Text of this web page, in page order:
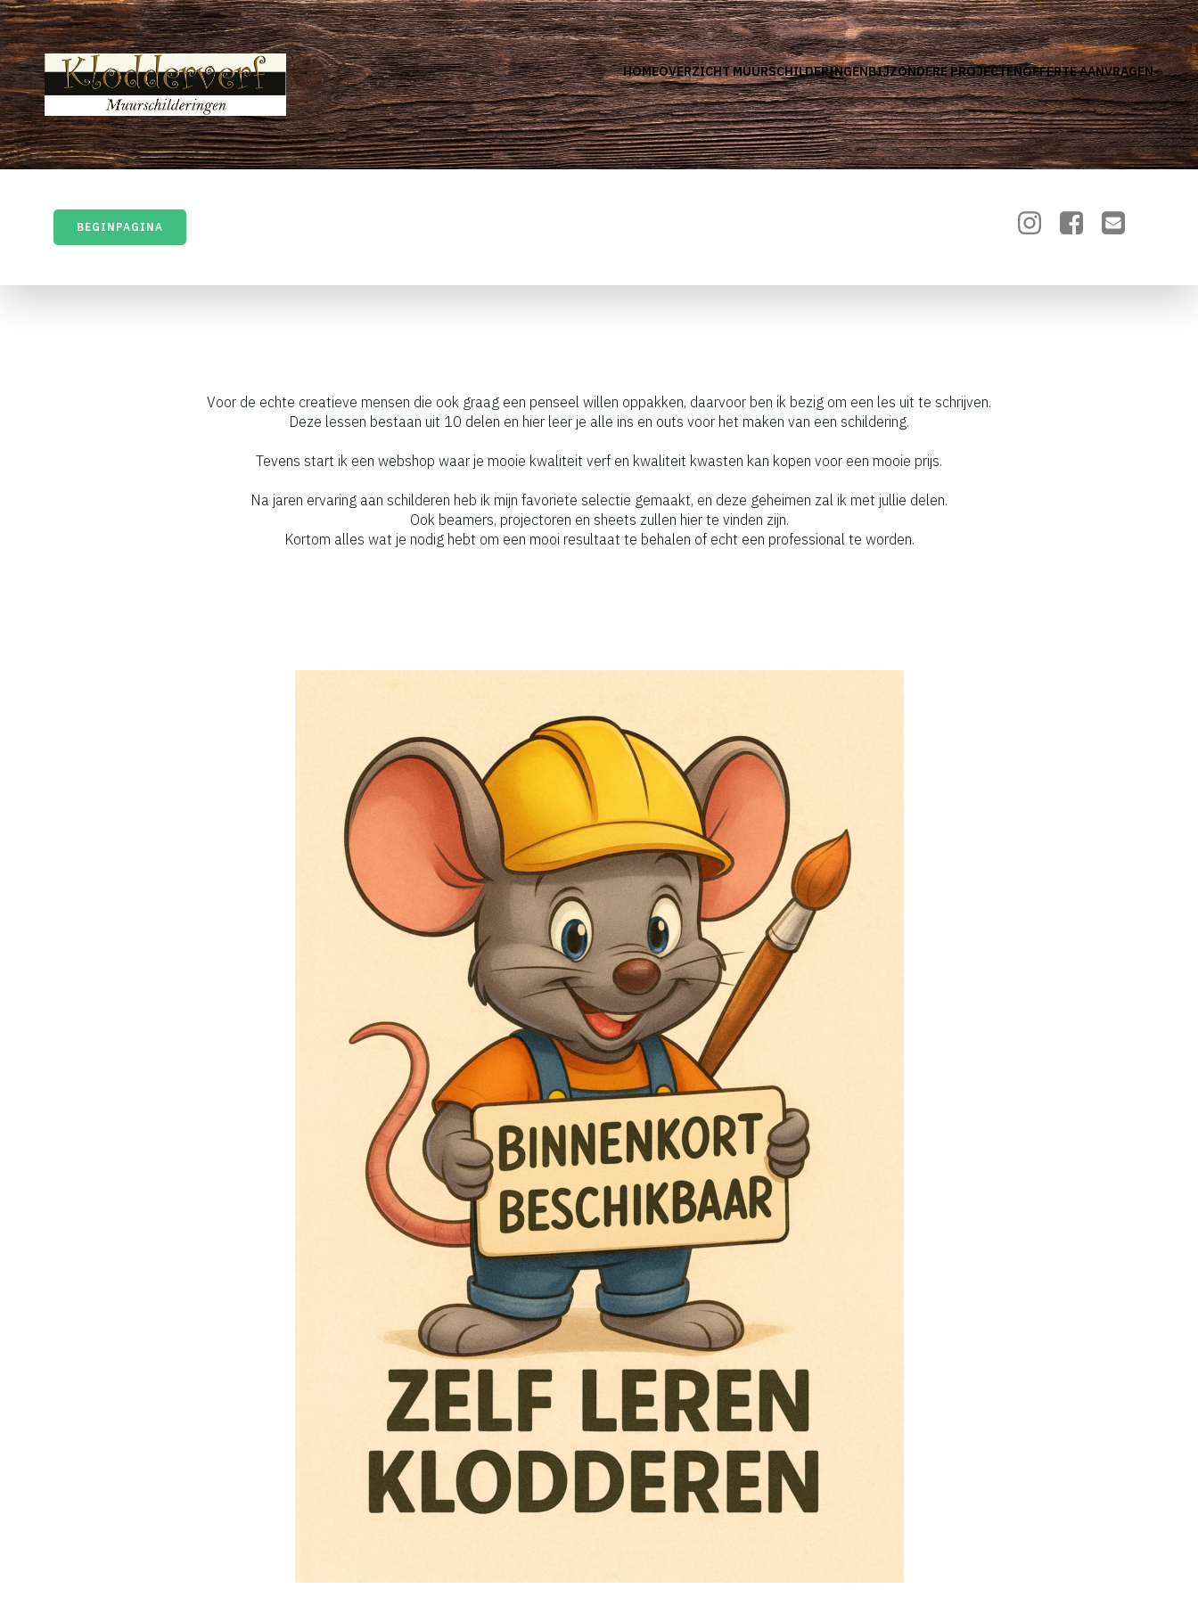
HOMEOVERZICHT MUURSCHILDERINGENBIJZONDERE PROJECTENOFFERTE AANVRAGEN
BEGINPAGINA
Voor de echte creatieve mensen die ook graag een penseel willen oppakken, daarvoor ben ik bezig om een les uit te schrijven.
Deze lessen bestaan uit 10 delen en hier leer je alle ins en outs voor het maken van een schildering.
Tevens start ik een webshop waar je mooie kwaliteit verf en kwaliteit kwasten kan kopen voor een mooie prijs.
Na jaren ervaring aan schilderen heb ik mijn favoriete selectie gemaakt, en deze geheimen zal ik met jullie delen.
Ook beamers, projectoren en sheets zullen hier te vinden zijn.
Kortom alles wat je nodig hebt om een mooi resultaat te behalen of echt een professional te worden.